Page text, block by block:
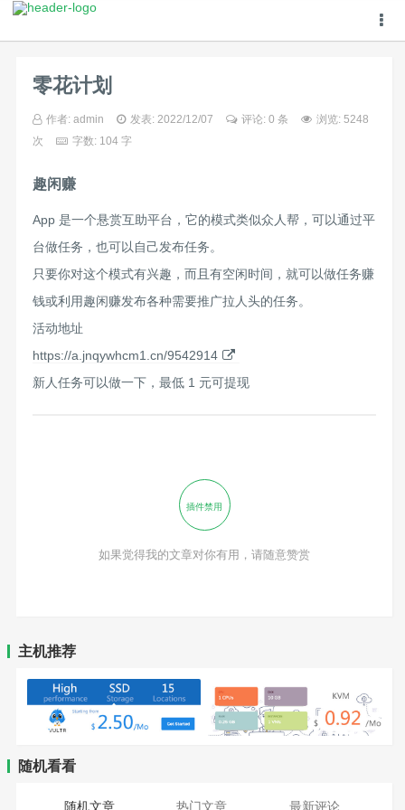
零花计划
作者: admin 发表: 2022/12/07 评论: 0 条
浏览: 5248
次
字数: 104 字
趣闲赚
App 是一个悬赏互助平台，它的模式类似众人帮，可以通过平
台做任务，也可以自己发布任务。
只要你对这个模式有兴趣，而且有空闲时间，就可以做任务赚
钱或利用趣闲赚发布各种需要推广拉人头的任务。
活动地址
https://a.jnqywhcm1.cn/9542914
新人任务可以做一下，最低 1 元可提现
插件禁用
如果觉得我的文章对你有用，请随意赞赏
主机推荐
随机看看
随机文章 热门文章 最新评论